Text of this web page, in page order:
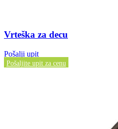
Vrteška za decu
Pošalji upit
Pošaljite upit za cenu